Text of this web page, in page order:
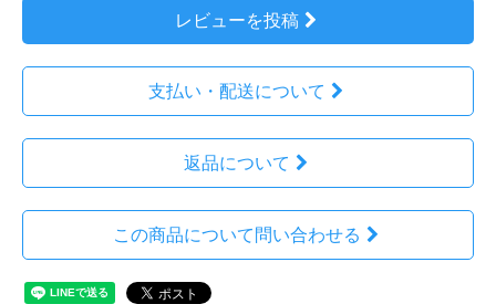
レビューを投稿
支払い・配送について
返品について
この商品について問い合わせる